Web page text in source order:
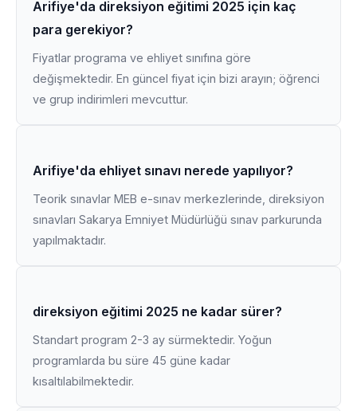
Arifiye'da direksiyon eğitimi 2025 için kaç
para gerekiyor?
Fiyatlar programa ve ehliyet sınıfına göre
değişmektedir. En güncel fiyat için bizi arayın; öğrenci
ve grup indirimleri mevcuttur.
Arifiye'da ehliyet sınavı nerede yapılıyor?
Teorik sınavlar MEB e-sınav merkezlerinde, direksiyon
sınavları Sakarya Emniyet Müdürlüğü sınav parkurunda
yapılmaktadır.
direksiyon eğitimi 2025 ne kadar sürer?
Standart program 2-3 ay sürmektedir. Yoğun
programlarda bu süre 45 güne kadar
kısaltılabilmektedir.